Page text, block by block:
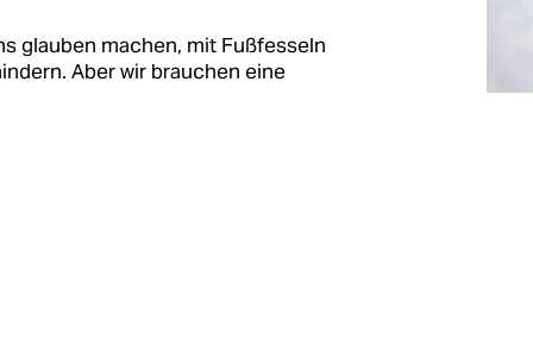
glauben machen, mit Fußfesseln
Aber wir brauchen eine